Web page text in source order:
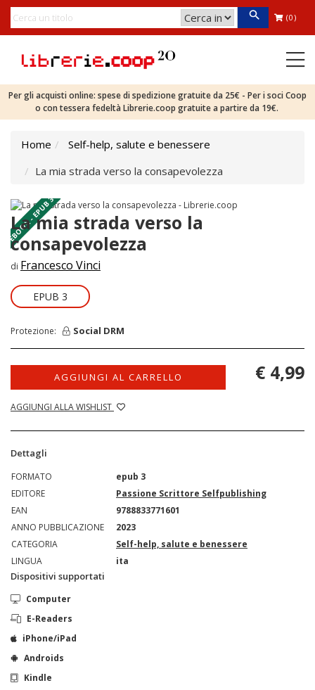
(0)
Per gli acquisti online: spese di spedizione gratuite da 25€ - Per i soci Coop
o con tessera fedeltà Librerie.coop gratuite a partire da 19€.
Home
Self-help, salute e benessere
La mia strada verso la consapevolezza
EBOOK - EPUB 3
La mia strada verso la
consapevolezza
di Francesco Vinci
EPUB 3
Protezione: Social DRM
AGGIUNGI AL CARRELLO
AGGIUNGI ALLA WISHLIST
€ 4,99
Dettagli
FORMATO
epub 3
EDITORE
Passione Scrittore Selfpublishing
EAN
9788833771601
ANNO PUBBLICAZIONE
2023
CATEGORIA
Self-help, salute e benessere
LINGUA
ita
Dispositivi supportati
Computer
E-Readers
iPhone/iPad
Androids
Kindle